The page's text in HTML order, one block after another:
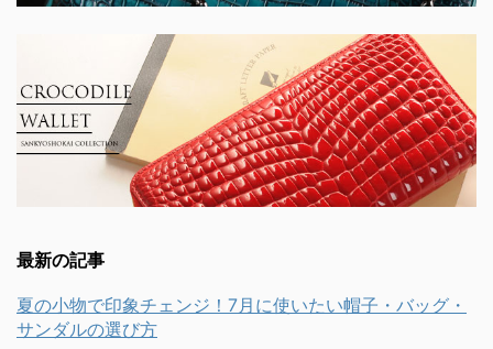
最新の記事
夏の小物で印象チェンジ！7月に使いたい帽子・バッグ・
サンダルの選び方